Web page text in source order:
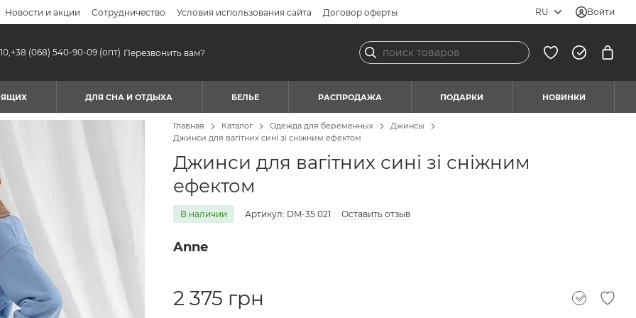
Новости и акции Сотрудничество Условия использования сайта Договор оферты RU Войти
+38 (068) 540-90-09 (опт) Перезвонить вам?
ДЛЯ СНА И ОТДЫХА БЕЛЬЕ РАСПРОДАЖА ПОДАРКИ НОВИНКИ
Главная Каталог Одежда для беременных
Джинсы
Джинси для вагітних сині зі сніжним ефектом
Джинси для вагітних сині зі сніжним
ефектом
В наличии Артикул: DM-35.021 Оставить отзыв
Anne
2 375 грн